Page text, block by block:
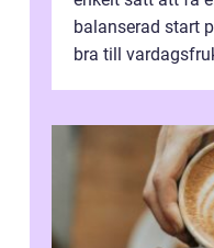
balanserad start
bra till